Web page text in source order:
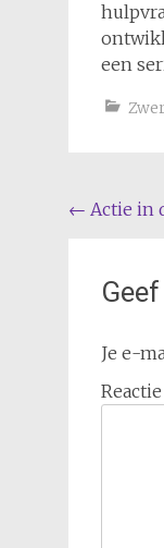
een
Bericht
← Actie in
Je e-
Reactie